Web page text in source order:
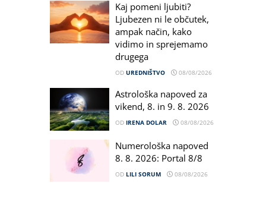
Kaj pomeni ljubiti?
Ljubezen ni le občutek,
ampak način, kako
vidimo in sprejemamo
drugega
OD UREDNIŠTVO 08/08/2026
Astrološka napoved za
vikend, 8. in 9. 8. 2026
OD IRENA DOLAR 08/08/2026
Numerološka napoved
8. 8. 2026: Portal 8/8
OD LILI SORUM 08/08/2026